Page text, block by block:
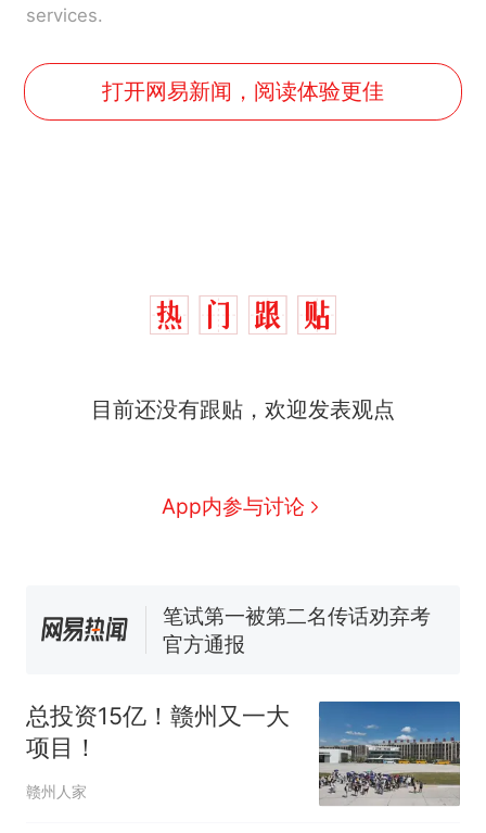
services.
打开网易新闻，阅读体验更佳
目前还没有跟贴，欢迎发表观点
App内参与讨论
因老师一句“跟我回家”改写了
人生
新
制裁瓜子饺子，美国怕什
号，仅凭视频评出？中国烹饪
140多朵
美国渔民钓获鲨鱼徒手将其拽
热 那个在床头放菜刀的女孩，
因老师一句“跟我回家”改写了
总投资15亿！赣州又一大
项目！
赣州人家